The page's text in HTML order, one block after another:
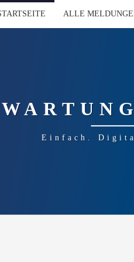
ALLE
Einfach.